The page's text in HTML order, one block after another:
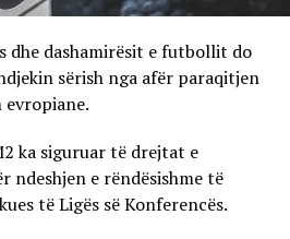
dhe dashamirësit e futbollit do
sërish nga afër paraqitjen
evropiane.
ka siguruar të drejtat e
e rëndësishme të
të Ligës së Konferencës.